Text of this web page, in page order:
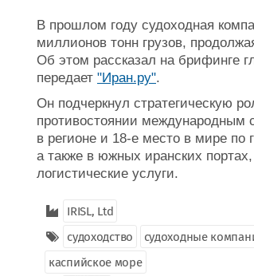
В прошлом году судоходная
миллионов тонн грузов,
Об этом рассказал на брифинге
передает "Иран.ру".
Он подчеркнул стратегическую
противостоянии международным
в регионе и 18-е место в мире по
а также в южных иранских
логистические услуги.
IRISL, Ltd
судоходство
судоходные
каспийское море